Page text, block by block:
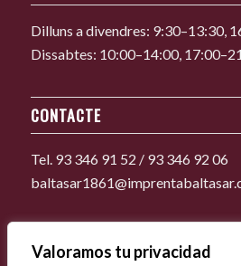
Valoramos tu privacidad
Dilluns a divendres: 9:30–13:30,
Dissabtes: 10:00–14:00,
CONTACTE
Tel. 93 346 91 52 / 93 346 92 06